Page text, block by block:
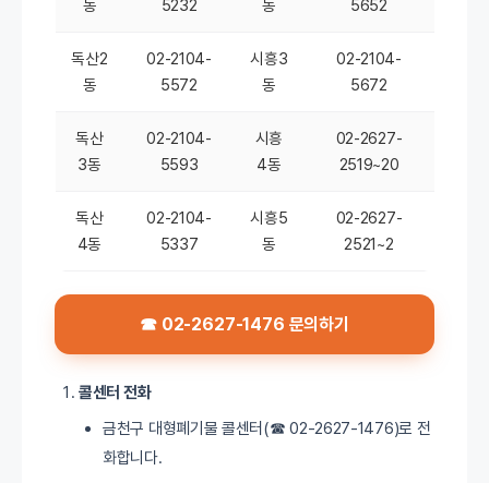
동 5232 동 5652
독산2
동
02-2104-
5572
시흥3
동
02-2104-
5672
독산
3동
02-2104-
5593
시흥
4동
02-2627-
2519~20
독산
4동
02-2104-
5337
시흥5
동
02-2627-
2521~2
☎ 02-2627-1476 문의하기
콜센터 전화
금천구 대형폐기물 콜센터(☎ 02-2627-1476)로 전
화합니다.